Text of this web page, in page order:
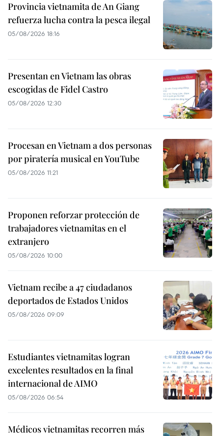
Provincia vietnamita de An Giang
refuerza lucha contra la pesca ilegal
05/08/2026 18:16
Presentan en Vietnam las obras
escogidas de Fidel Castro
05/08/2026 12:30
Procesan en Vietnam a dos personas
por piratería musical en YouTube
05/08/2026 11:21
Proponen reforzar protección de
trabajadores vietnamitas en el
extranjero
05/08/2026 10:00
Vietnam recibe a 47 ciudadanos
deportados de Estados Unidos
05/08/2026 09:09
Estudiantes vietnamitas logran
excelentes resultados en la final
internacional de AIMO
05/08/2026 06:54
Médicos vietnamitas recorren más